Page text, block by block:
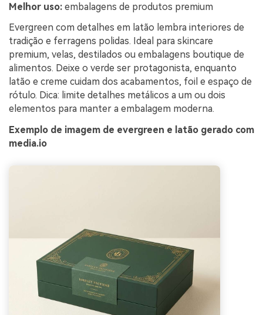
Melhor uso: embalagens de produtos premium
Evergreen com detalhes em latão lembra interiores de
tradição e ferragens polidas. Ideal para skincare
premium, velas, destilados ou embalagens boutique de
alimentos. Deixe o verde ser protagonista, enquanto
latão e creme cuidam dos acabamentos, foil e espaço de
rótulo. Dica: limite detalhes metálicos a um ou dois
elementos para manter a embalagem moderna.
Exemplo de imagem de evergreen e latão gerado com
media.io